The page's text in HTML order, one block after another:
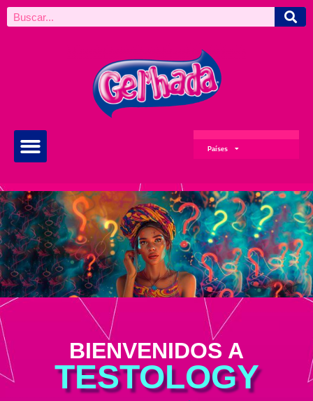
Países
BIENVENIDOS A
TESTOLOGY